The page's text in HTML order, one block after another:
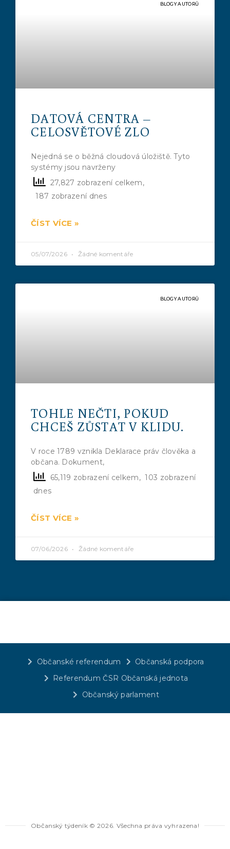
BLOGY AUTORŮ
DATOVÁ CENTRA –
CELOSVĚTOVÉ ZLO
Nejedná se o běžná cloudová úložiště. Tyto
systémy jsou navrženy
27,827 zobrazení celkem,
187 zobrazení dnes
ČÍST VÍCE »
05/07/2026 Žádné komentáře
BLOGY AUTORŮ
TOHLE NEČTI, POKUD
CHCEŠ ZŮSTAT V KLIDU.
V roce 1789 vznikla Deklarace práv člověka a
občana. Dokument,
65,119 zobrazení celkem, 103 zobrazení
dnes
ČÍST VÍCE »
07/06/2026 Žádné komentáře
Občanské referendum
Občanská podpora
Referendum ČSR Občanská jednota
Občanský parlament
Občanský týdeník © 2026. Všechna práva vyhrazena!